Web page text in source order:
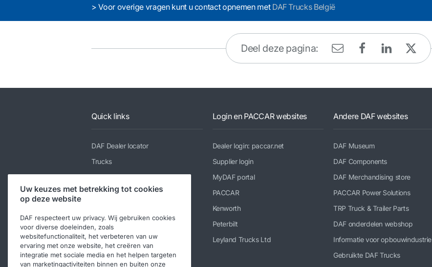
> Voor overige vragen kunt u contact opnemen met DAF Trucks België
Deel deze pagina:
Quick links
DAF Dealer locator
Trucks
Diensten
Nieuws en media
Over DAF
Contact DAF Trucks België
Code of Conduct
Login en PACCAR websites
Dealer login: paccar.net
Supplier login
MyDAF portal
PACCAR
Kenworth
Peterbilt
Leyland Trucks Ltd
Andere DAF websites
DAF Museum
DAF Components
DAF Merchandising store
PACCAR Power Solutions
TRP Truck & Trailer Parts
DAF onderdelen webshop
Informatie voor opbouwindustrie
Gebruikte DAF Trucks
Uw keuzes met betrekking tot cookies
op deze website
DAF respecteert uw privacy. Wij gebruiken cookies
voor diverse doeleinden, zoals
websitefunctionaliteit, het verbeteren van uw
ervaring met onze website, het creëren van
integratie met sociale media en het helpen targeten
van marketingactiviteiten binnen en buiten onze